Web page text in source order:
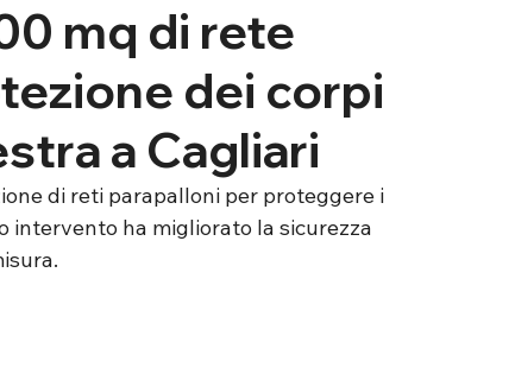
mq di rete
dei corpi
a Cagliari
di reti parapalloni per proteggere i
intervento ha migliorato la sicurezza